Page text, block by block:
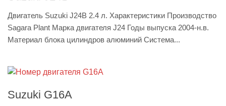
Двигатель Suzuki J24B 2.4 л. Характеристики Производство
Sagara Plant Марка двигателя J24 Годы выпуска 2004-н.в.
Материал блока цилиндров алюминий Система...
Suzuki G16A